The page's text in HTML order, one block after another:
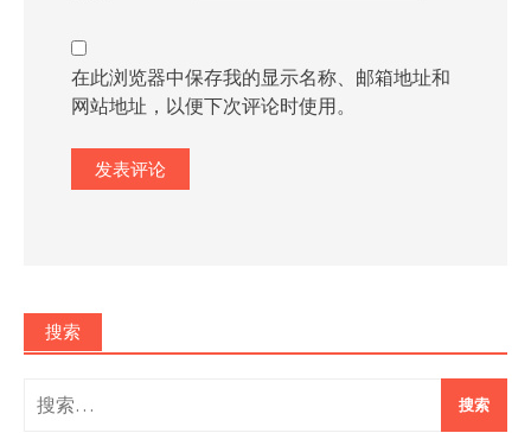
在此浏览器中保存我的显示名称、邮箱地址和
网站地址，以便下次评论时使用。
搜索
搜
索：